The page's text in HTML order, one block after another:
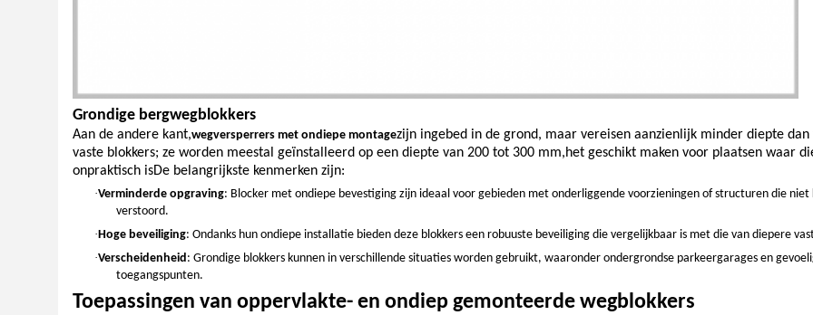
Grondige bergwegblokkers
Aan de andere kant,wegversperrers met ondiepe montagezijn ingebed in de grond, maar vereisen aanzienlijk minder diepte
vaste blokkers; ze worden meestal geïnstalleerd op een diepte van 200 tot 300 mm,het geschikt maken voor plaatsen waar
onpraktisch isDe belangrijkste kenmerken zijn:
·Verminderde opgraving: Blocker met ondiepe bevestiging zijn ideaal voor gebieden met onderliggende voorzieningen of structuren die
verstoord.
· Hoge beveiliging: Ondanks hun ondiepe installatie bieden deze blokkers een robuuste beveiliging die vergelijkbaar is met die van diepere
·Verscheidenheid : Grondige blokkers kunnen in verschillende situaties worden gebruikt, waaronder ondergrondse parkeergarages en
toegangspunten.
Toepassingen van oppervlakte- en ondiep gemonteerde wegblokkers